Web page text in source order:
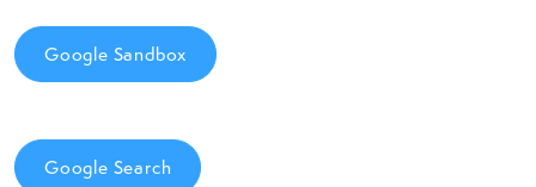
Google Sandbox
Google Search